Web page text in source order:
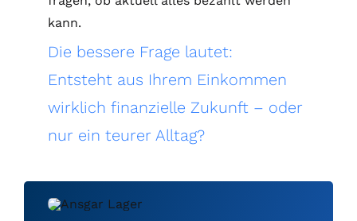
kann.
Die bessere Frage lautet:
Entsteht aus Ihrem Einkommen
wirklich finanzielle Zukunft – oder
nur ein teurer Alltag?